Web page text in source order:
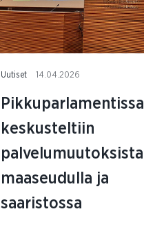
Uutiset 14.04.2026
Pikkuparlamentissa
keskusteltiin
palvelumuutoksista
maaseudulla ja
saaristossa